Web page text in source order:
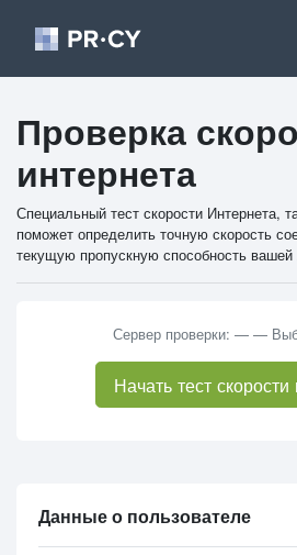
Проверка
интернета
Специальный тест скорости Интернета,
поможет определить точную скорость
текущую пропускную способность вашей
Сервер проверки: — —
Начать тест скорости
Данные о пользователе